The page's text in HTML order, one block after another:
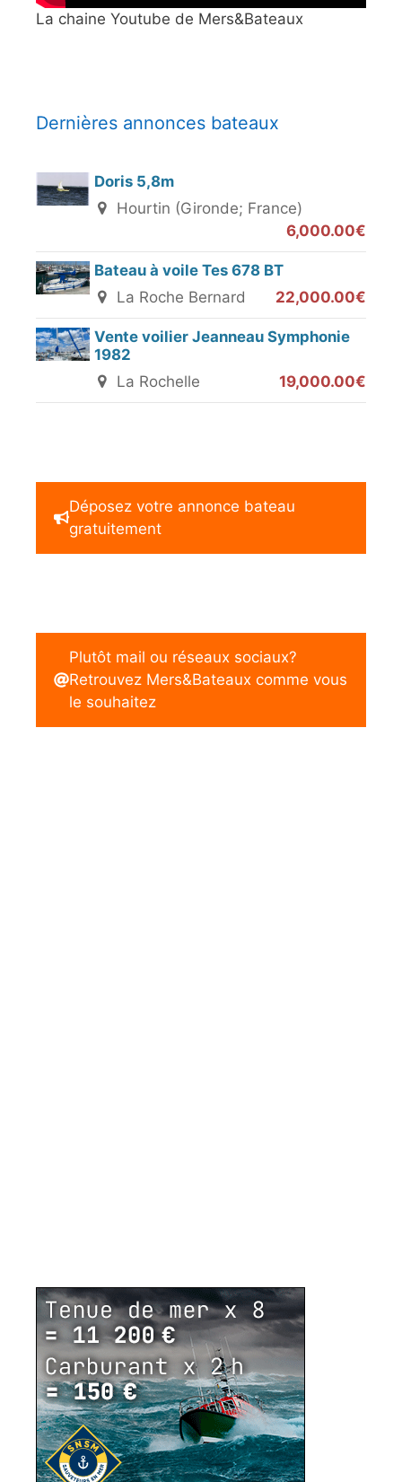
La chaine Youtube de Mers&Bateaux
Dernières annonces bateaux
Doris 5,8m
Hourtin (Gironde; France)
6,000.00€
Bateau à voile Tes 678 BT
La Roche Bernard
22,000.00€
Vente voilier Jeanneau Symphonie
1982
La Rochelle
19,000.00€
Déposez votre annonce bateau
gratuitement
Plutôt mail ou réseaux sociaux?
Retrouvez Mers&Bateaux comme vous
le souhaitez